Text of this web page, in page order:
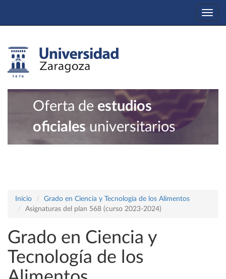
Oferta de estudios
oficiales universitarios
Inicio
Grado en Ciencia y Tecnología de los Alimentos
Asignaturas del plan 568 (curso 2023-2024)
Grado en Ciencia y
Tecnología de los